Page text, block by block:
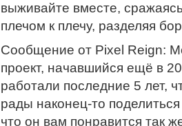
выживайте вместе,
плечом к плечу, разделяя
Сообщение от Pixel Reign:
проект, начавшийся ещё в
работали последние 5 лет,
рады наконец-то
что он вам понравится так